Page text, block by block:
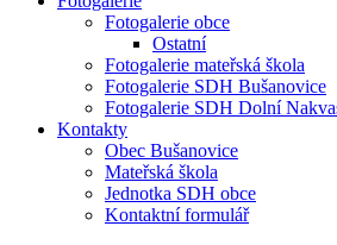
Fotogalerie obce
Ostatní
Fotogalerie mateřská škola
Fotogalerie SDH Bušanovice
Fotogalerie SDH Dolní
Kontakty
Obec Bušanovice
Mateřská škola
Jednotka SDH obce
Kontaktní formulář